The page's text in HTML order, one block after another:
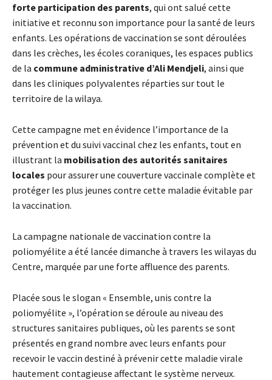
forte participation des parents, qui ont salué cette
initiative et reconnu son importance pour la santé de leurs
enfants. Les opérations de vaccination se sont déroulées
dans les crèches, les écoles coraniques, les espaces publics
de la commune administrative d’Ali Mendjeli, ainsi que
dans les cliniques polyvalentes réparties sur tout le
territoire de la wilaya.
Cette campagne met en évidence l’importance de la
prévention et du suivi vaccinal chez les enfants, tout en
illustrant la mobilisation des autorités sanitaires
locales pour assurer une couverture vaccinale complète et
protéger les plus jeunes contre cette maladie évitable par
la vaccination.
La campagne nationale de vaccination contre la
poliomyélite a été lancée dimanche à travers les wilayas du
Centre, marquée par une forte affluence des parents.
Placée sous le slogan « Ensemble, unis contre la
poliomyélite », l’opération se déroule au niveau des
structures sanitaires publiques, où les parents se sont
présentés en grand nombre avec leurs enfants pour
recevoir le vaccin destiné à prévenir cette maladie virale
hautement contagieuse affectant le système nerveux.